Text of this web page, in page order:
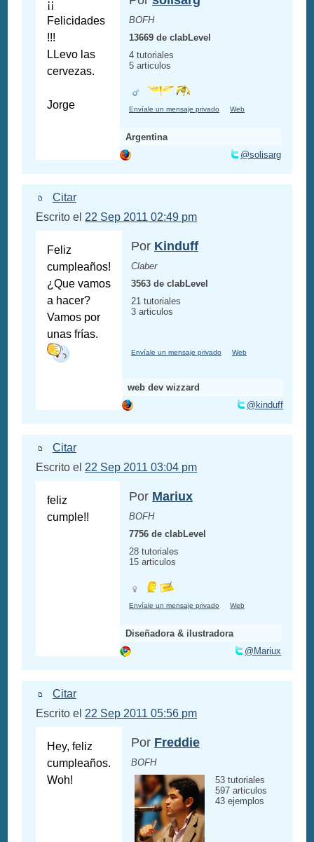
¡¡
Felicidades
!!!
LLevo las
cervezas.
Jorge
BOFH
13669 de clabLevel
4 tutoriales
5 articulos
Envíale un mensaje privado Web
Argentina
@solisarg
Citar
Escrito el 22 Sep 2011 02:49 pm
Feliz
cumpleaños!
¿Que vamos
a hacer?
Vamos por
unas frías.
Por Kinduff
Claber
3563 de clabLevel
21 tutoriales
3 articulos
Envíale un mensaje privado Web
web dev wizzard
@kinduff
Citar
Escrito el 22 Sep 2011 03:04 pm
feliz
cumple!!
Por Mariux
BOFH
7756 de clabLevel
28 tutoriales
15 articulos
Envíale un mensaje privado Web
Diseñadora & ilustradora
@Mariux
Citar
Escrito el 22 Sep 2011 05:56 pm
Hey, feliz
cumpleaños.
Woh!
Por Freddie
BOFH
53 tutoriales
597 articulos
43 ejemplos